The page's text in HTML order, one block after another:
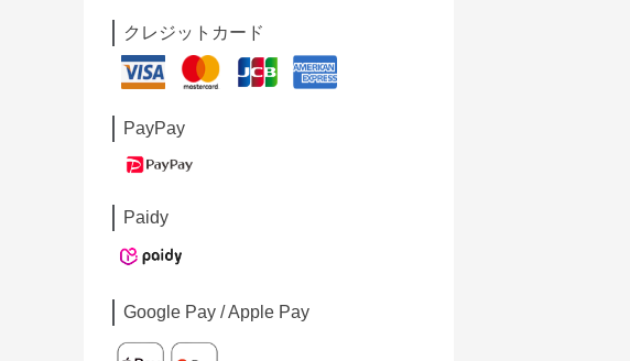
クレジットカード
PayPay
Paidy
Google Pay / Apple Pay